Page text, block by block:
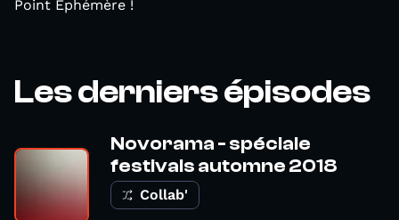
Point Éphémère !
Les derniers épisodes
Novorama - spéciale
festivals automne 2018
Collab'